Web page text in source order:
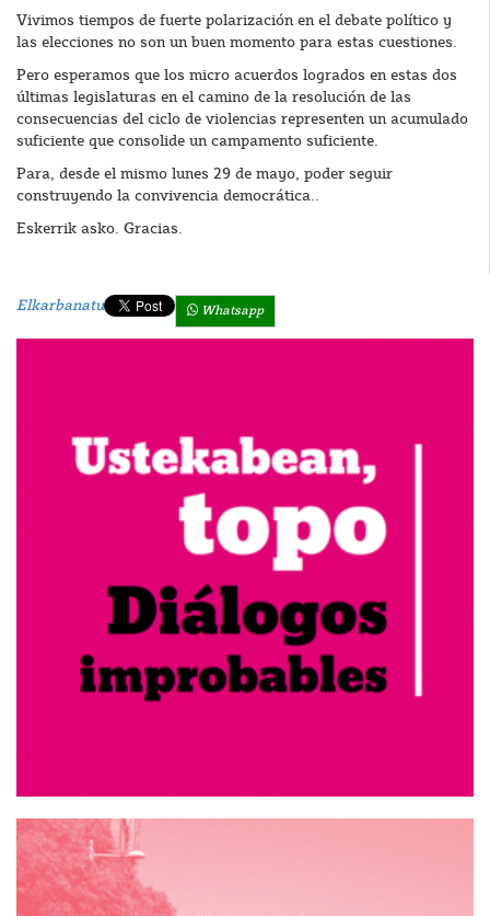
Vivimos tiempos de fuerte polarización en el debate político y
las elecciones no son un buen momento para estas cuestiones.
Pero esperamos que los micro acuerdos logrados en estas dos
últimas legislaturas en el camino de la resolución de las
consecuencias del ciclo de violencias representen un acumulado
suficiente que consolide un campamento suficiente.
Para, desde el mismo lunes 29 de mayo, poder seguir
construyendo la convivencia democrática..
Eskerrik asko. Gracias.
Elkarbanatu Whatsapp